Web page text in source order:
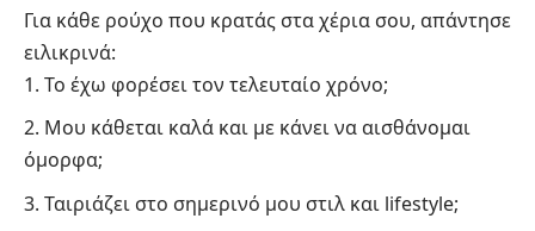
Για κάθε ρούχο που κρατάς στα χέρια σου, απάντησε
ειλικρινά:
Το έχω φορέσει τον τελευταίο χρόνο;
Μου κάθεται καλά και με κάνει να αισθάνομαι
όμορφα;
Ταιριάζει στο σημερινό μου στιλ και lifestyle;